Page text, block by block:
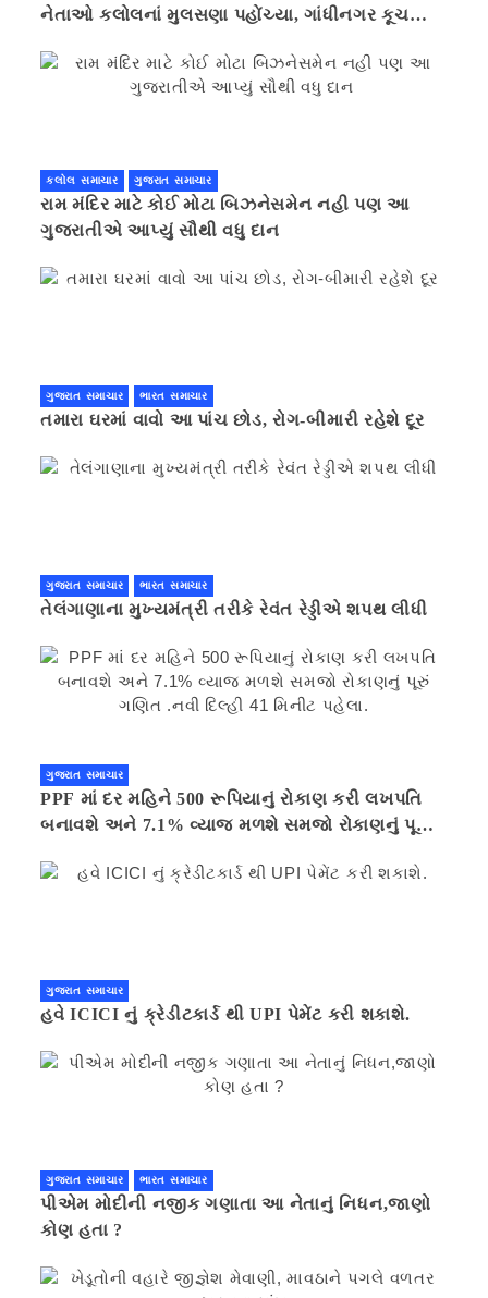
નેતાઓ કલોલનાં મુલસણા પહોંચ્યા, ગાંધીનગર કૂચ
કલોલ સમાચાર ગુજરાત સમાચાર
રામ મંદિર માટે કોઈ મોટા બિઝનેસમેન નહી પણ આ
ગુજરાતીએ આપ્યું સૌથી વધુ દાન
ગુજરાત સમાચાર ભારત સમાચાર
તમારા ઘરમાં વાવો આ પાંચ છોડ, રોગ-બીમારી રહેશે દૂર
ગુજરાત સમાચાર ભારત સમાચાર
તેલંગાણાના મુખ્યમંત્રી તરીકે રેવંત રેડ્ડીએ શપથ લીધી
ગુજરાત સમાચાર
PPF માં દર મહિને 500 રૂપિયાનું રોકાણ કરી લખપતિ
બનાવશે અને 7.1% વ્યાજ મળશે સમજો રોકાણનું પૂરું
ગુજરાત સમાચાર
હવે ICICI નું ક્રેડીટકાર્ડ થી UPI પેમેંટ કરી શકાશે.
ગુજરાત સમાચાર ભારત સમાચાર
પીએમ મોદીની નજીક ગણાતા આ નેતાનું નિધન,જાણો
કોણ હતા ?